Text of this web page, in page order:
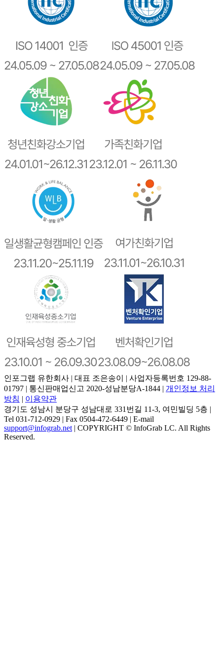
인포그랩 유한회사 | 대표 조은송이 | 사업자등록번호 129-88-
01797 | 통신판매업신고 2020-성남분당A-1844 | 개인정보 처리
방침 | 이용약관
경기도 성남시 분당구 성남대로 331번길 11-3, 여민빌딩 5층 |
Tel 031-712-0929 | Fax 0504-472-6449 | E-mail
support@infograb.net | COPYRIGHT © InfoGrab LC. All Rights
Reserved.